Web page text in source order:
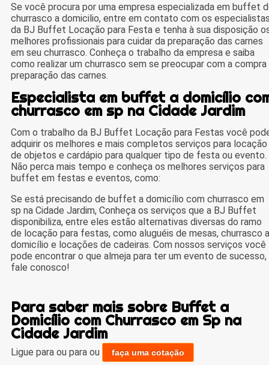
Se você procura por uma empresa especializada em buffet
churrasco a domicilio, entre em contato com os
da BJ Buffet Locação para Festa e tenha à sua disposição
melhores profissionais para cuidar da preparação das carnes
em seu churrasco. Conheça o trabalho da empresa e saiba
como realizar um churrasco sem se preocupar com a compra
preparação das carnes.
Especialista em buffet a domicílio
churrasco em sp na Cidade Jardim
Com o trabalho da BJ Buffet Locação para Festas você
adquirir os melhores e mais completos serviços para locação
de objetos e cardápio para qualquer tipo de festa ou evento.
Não perca mais tempo e conheça os melhores serviços para
buffet em festas e eventos, como:
Se está precisando de buffet a domicílio com churrasco em
sp na Cidade Jardim, Conheça os serviços que a BJ Buffet
disponibiliza, entre eles estão alternativas diversas do ramo
de locação para festas, como aluguéis de mesas, churrasco a
domicílio e locações de cadeiras. Com nossos serviços você
pode encontrar o que almeja para ter um evento de sucesso,
fale conosco!
Para saber mais sobre Buffet a
Domicílio com Churrasco em Sp na
Cidade Jardim
Ligue para ou para ou faça uma cotação